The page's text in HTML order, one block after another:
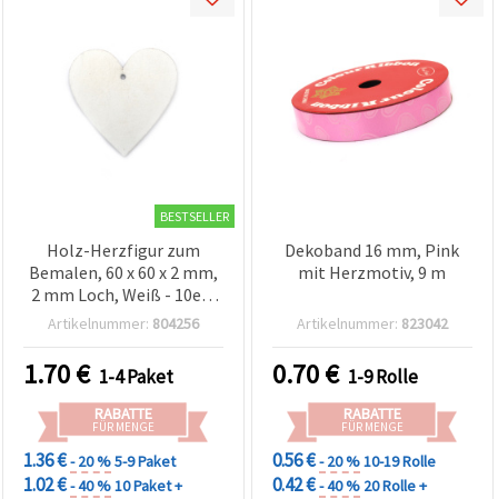
BESTSELLER
Holz-Herzfigur zum
Bemalen, 60 x 60 x 2 mm,
2 mm Loch, Weiß - 10er-
Pack
Artikelnummer: 804256
1.70€ 1-4 Paket
RABATTE
FÜR MENGE
1.36 €- 20 %5-9 Paket
1.02 €- 40 %10 Paket +
Dekoband 16 mm, Pink
mit Herzmotiv, 9 m
Artikelnummer: 823042
0.70€ 1-9 Rolle
RABATTE
FÜR MENGE
0.56 €- 20 %10-19 Rolle
0.42 €- 40 % 20 Rolle +